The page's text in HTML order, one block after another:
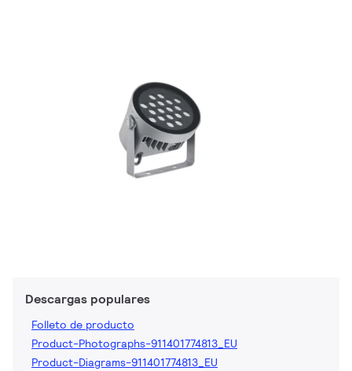
Descargas populares
Folleto de producto
Product-Photographs-911401774813_EU
Product-Diagrams-911401774813_EU